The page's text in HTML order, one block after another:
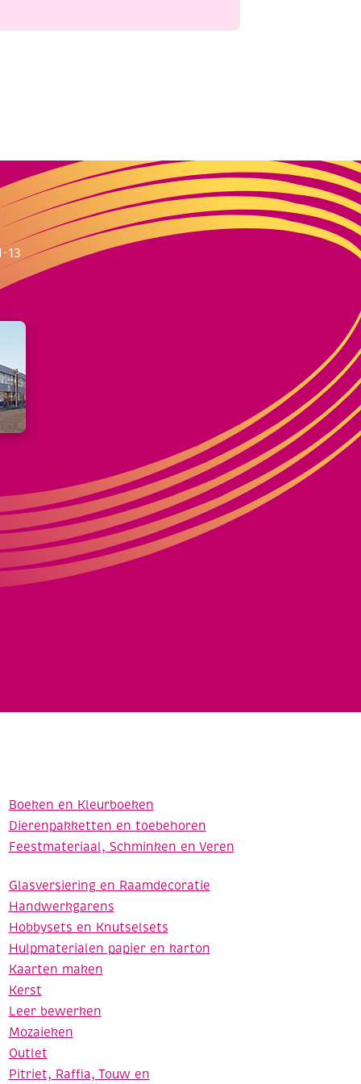
13
Boeken en Kleurboeken
Dierenpakketten en toebehoren
Feestmateriaal, Schminken en Veren
Glasversiering en Raamdecoratie
Handwerkgarens
Hobbysets en Knutselsets
Hulpmaterialen papier en karton
Kaarten maken
Kerst
Leer bewerken
Mozaieken
Outlet
Pitriet, Raffia, Touw en